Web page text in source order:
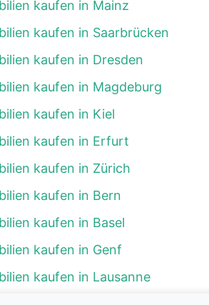
kaufen in Mainz
kaufen in Saarbrücken
kaufen in Dresden
kaufen in Magdeburg
kaufen in Kiel
kaufen in Erfurt
kaufen in Zürich
kaufen in Bern
kaufen in Basel
kaufen in Genf
kaufen in Lausanne